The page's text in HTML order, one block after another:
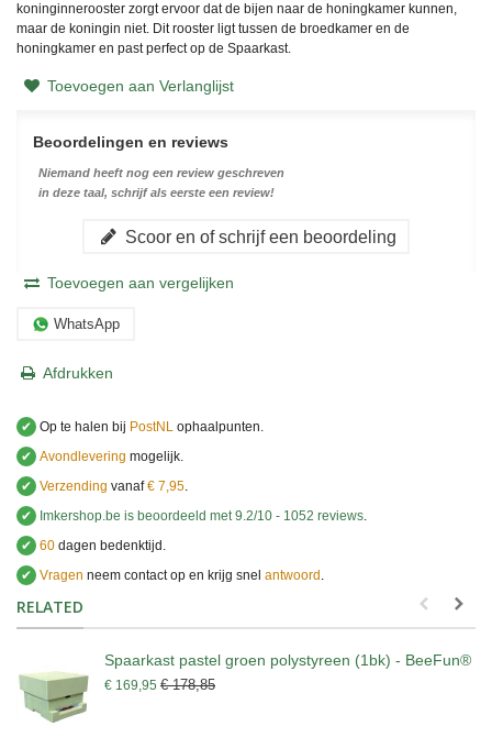
koninginnerooster zorgt ervoor dat de bijen naar de honingkamer kunnen,
maar de koningin niet. Dit rooster ligt tussen de broedkamer en de
honingkamer en past perfect op de Spaarkast.
Toevoegen aan Verlanglijst
Beoordelingen en reviews
Niemand heeft nog een review geschreven
in deze taal, schrijf als eerste een review!
Scoor en of schrijf een beoordeling
Toevoegen aan vergelijken
WhatsApp
Afdrukken
✔ Op te halen bij PostNL ophaalpunten.
✔ Avondlevering mogelijk.
✔ Verzending vanaf€ 7,95.
✔
Imkershop.be is beoordeeld met9.2/10 - 1052 reviews.
✔ 60 dagen bedenktijd.
✔ Vragen neem contact op en krijg snel antwoord .
RELATED
Spaarkast pastel groen polystyreen (1bk) - BeeFun®
€ 169,95 € 178,85